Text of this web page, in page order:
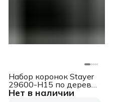
Нет в наличии
Набор коронок Stayer
29600-H15 по дереву
(15пред.) для дрелей/